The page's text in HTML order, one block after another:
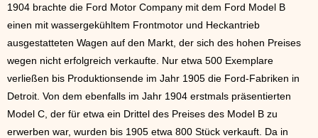
1904 brachte die Ford Motor Company mit dem Ford Model B
einen mit wassergekühltem Frontmotor und Heckantrieb
ausgestatteten Wagen auf den Markt, der sich des hohen Preises
wegen nicht erfolgreich verkaufte. Nur etwa 500 Exemplare
verließen bis Produktionsende im Jahr 1905 die Ford-Fabriken in
Detroit. Von dem ebenfalls im Jahr 1904 erstmals präsentierten
Model C, der für etwa ein Drittel des Preises des Model B zu
erwerben war, wurden bis 1905 etwa 800 Stück verkauft. Da in